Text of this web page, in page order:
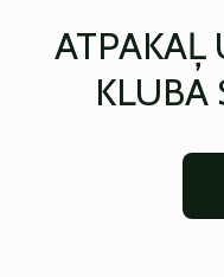
ATPAKAĻ
KLUBA